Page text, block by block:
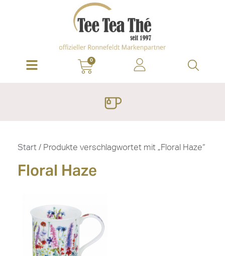
0
Start / Produkte verschlagwortet mit „Floral Haze“
Floral Haze